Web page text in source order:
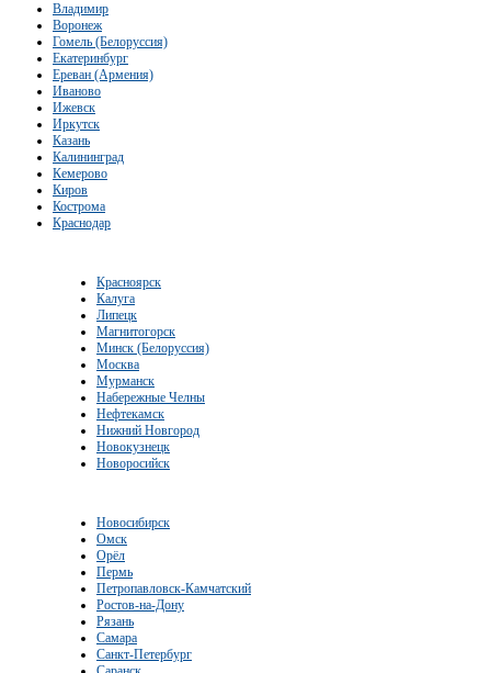
Владимир
Воронеж
Гомель (Белоруссия)
Екатеринбург
Ереван (Армения)
Иваново
Ижевск
Иркутск
Казань
Калининград
Кемерово
Киров
Кострома
Краснодар
Красноярск
Калуга
Липецк
Магнитогорск
Минск (Белоруссия)
Москва
Мурманск
Набережные Челны
Нефтекамск
Нижний Новгород
Новокузнецк
Новоросийск
Новосибирск
Омск
Орёл
Пермь
Петропавловск-Камчатский
Ростов-на-Дону
Рязань
Самара
Санкт-Петербург